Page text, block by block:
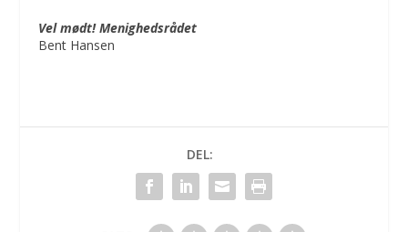
Vel mødt! Menighedsrådet
Bent Hansen
DEL: